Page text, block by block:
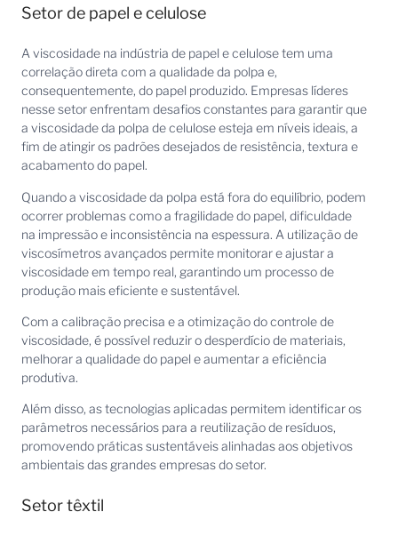
Setor de papel e celulose
A viscosidade na indústria de papel e celulose tem uma
correlação direta com a qualidade da polpa e,
consequentemente, do papel produzido. Empresas líderes
nesse setor enfrentam desafios constantes para garantir que
a viscosidade da polpa de celulose esteja em níveis ideais, a
fim de atingir os padrões desejados de resistência, textura e
acabamento do papel.
Quando a viscosidade da polpa está fora do equilíbrio, podem
ocorrer problemas como a fragilidade do papel, dificuldade
na impressão e inconsistência na espessura. A utilização de
viscosímetros avançados permite monitorar e ajustar a
viscosidade em tempo real, garantindo um processo de
produção mais eficiente e sustentável.
Com a calibração precisa e a otimização do controle de
viscosidade, é possível reduzir o desperdício de materiais,
melhorar a qualidade do papel e aumentar a eficiência
produtiva.
Além disso, as tecnologias aplicadas permitem identificar os
parâmetros necessários para a reutilização de resíduos,
promovendo práticas sustentáveis alinhadas aos objetivos
ambientais das grandes empresas do setor.
Setor têxtil